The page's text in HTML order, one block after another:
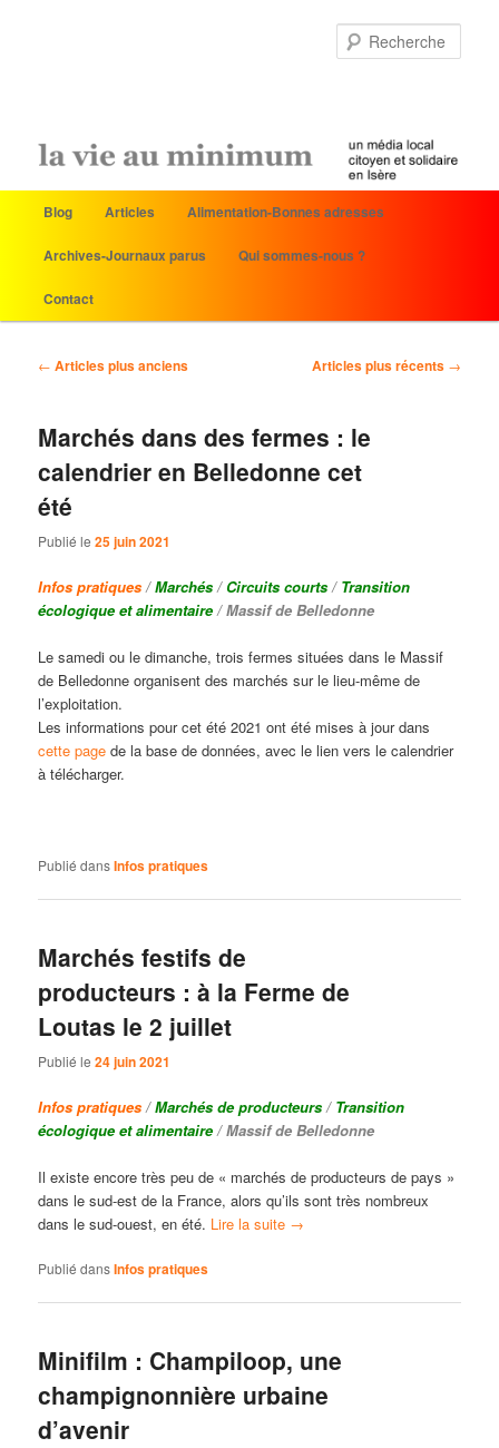
Aller
au
contenu
principal
Aller
au
contenu
secondaire
Blog Articles Alimentation-Bonnes adresses
Archives-Journaux parus Qui sommes-nous ?
Contact
Navigation
← Articles plus anciens Articles plus récents →
Marchés dans des fermes : le
calendrier en Belledonne cet
été
Publié le25 juin 2021
Infos pratiques /Marchés / Circuits courts / Transition
écologique et alimentaire/ Massif de Belledonne
Le samedi ou le dimanche, trois fermes situées dans le Massif
de Belledonne organisent des marchés sur le lieu-même de
l’exploitation.
Les informations pour cet été 2021 ont été mises à jour dans
cette pagede la base de données, avec le lien vers le calendrier
à télécharger.
Publié dansInfos pratiques
Marchés festifs de
producteurs : à la Ferme de
Loutas le 2 juillet
Publié le24 juin 2021
Infos pratiques /Marchés de producteurs / Transition
écologique et alimentaire/ Massif de Belledonne
Il existe encore très peu de « marchés de producteurs de pays »
dans le sud-est de la France, alors qu’ils sont très nombreux
dans le sud-ouest, en été. Lire la suite →
Publié dansInfos pratiques
Minifilm : Champiloop, une
champignonnière urbaine
d’avenir